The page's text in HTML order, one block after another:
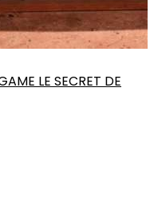
LE SECRET DE